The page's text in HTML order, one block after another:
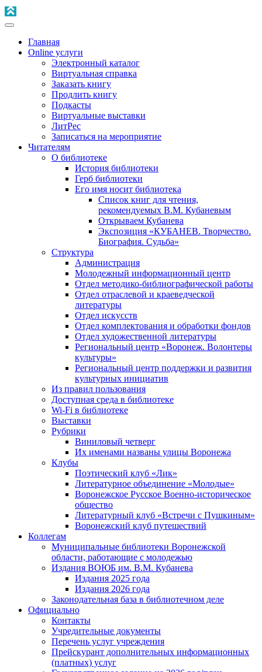
Главная
Online услуги
Электронный каталог
Виртуальная справка
Заказать книгу
Продлить книгу
Подкасты
Виртуальные выставки
ЛитРес
Записаться на мероприятие
Читателям
О библиотеке
История библиотеки
Герб библиотеки
Его имя носит библиотека
Список книг для чтения,
рекомендуемых В.М. Кубаневым
Открываем Кубанева
Экспозиция «КУБАНЕВ. Творчество.
Биография. Судьба»
Структура
Администрация
Молодежный информационный центр
Отдел методико-библиографической работы
Отдел отраслевой и краеведческой
литературы
Отдел искусств
Отдел комплектования и обработки фондов
Отдел художественной литературы
Региональный центр «Воронеж. Волонтеры
культуры»
Региональный центр поддержки и развития
культурных инициатив
Из правил пользования
Доступная среда в библиотеке
Wi-Fi в библиотеке
Выставки
Рубрики
Виниловый четверг
Их именами названы улицы Воронежа
Клубы
Поэтический клуб «Лик»
Литературное объединение «Молодые»
Воронежское Русское Военно-историческое
общество
Литературный клуб «Встречи с Пушкиным»
Воронежский клуб путешествий
Коллегам
Муниципальные библиотеки Воронежской
области, работающие с молодежью
Издания ВОЮБ им. В.М. Кубанева
Издания 2025 года
Издания 2026 года
Законодательная база в библиотечном деле
Официально
Контакты
Учредительные документы
Перечень услуг учреждения
Прейскурант дополнительных информационных
(платных) услуг